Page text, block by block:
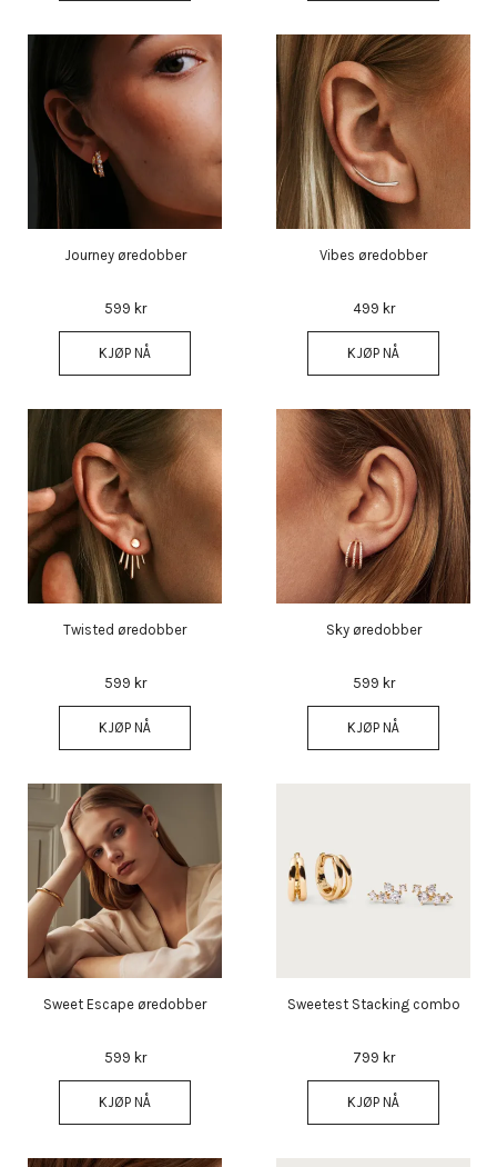
Journey øredobber
599 kr
KJØP NÅ
Vibes øredobber
499 kr
KJØP NÅ
Twisted øredobber
599 kr
KJØP NÅ
Sky øredobber
599 kr
KJØP NÅ
Sweet Escape øredobber
599 kr
KJØP NÅ
Sweetest Stacking combo
799 kr
KJØP NÅ